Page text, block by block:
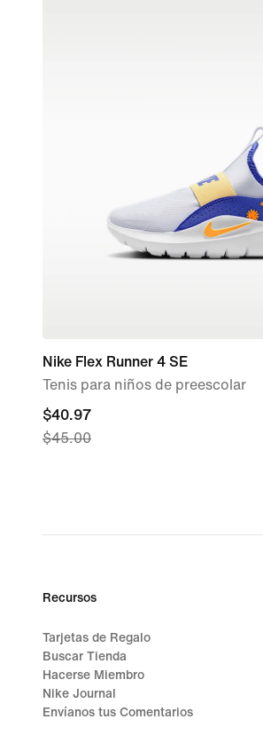
Nike Flex Runner 4 SE
Tenis para niños de preescolar
current
price
$45.00
$40.97
$45.00
Recursos
Tarjetas de Regalo
Buscar Tienda
Hacerse Miembro
Nike Journal
Envíanos tus Comentarios